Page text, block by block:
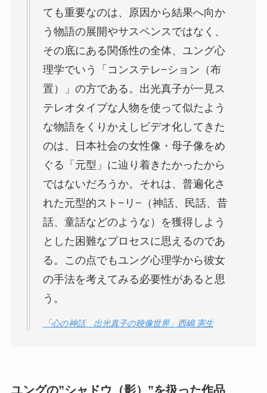
ても重要なのは、原因から結果へ向か
う物語の展開やサスペンスではなく、
その底にある関係性の全体、ユング心
理学でいう「コンステレ−ション（布
置）」の方である。出光真子が一見ス
テレオタイプな人物を使って似たよう
な物語をくりかえしビデオ化してきた
のは、日本社会の女性像・母子像をめ
ぐる「元型」に辿り着きたかったから
ではないだろうか。それは、普遍化さ
れた元型的スト−リ−（神話、民話、昔
話、童話などのような）を獲得しよう
とした困難なプロセスに思えるのであ
る。この点でもユング心理学から彼女
の手法を考えてみる必要性があると思
う。
「心の神話 出光真子の映像世界」西嶋 憲生
ユングの”シャドウ（影）”を扱った作品